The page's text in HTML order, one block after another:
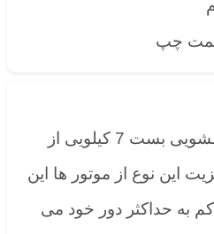
چپ
موتور بکار رفته در لباسشویی بست 7 کیلویی از
این نوع از موتور ها این
به حداکثر دور خود می